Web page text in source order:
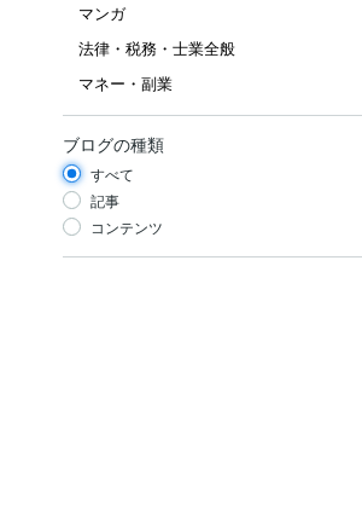
マンガ
法律・税務・士業全般
マネー・副業
ブログの種類
すべて
記事
コンテンツ